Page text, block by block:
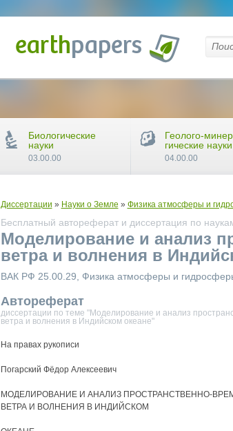
Диссертации » Науки о Земле » Физика атмосферы и
Бесплатный автореферат и диссертация по
Моделирование и анализ
ветра и волнения в
ВАК РФ 25.00.29, Физика атмосферы и
Автореферат
диссертации по теме "Моделирование и анализ
ветра и волнения в Индийском океане"
На правах рукописи
Погарский Фёдор Алексеевич
МОДЕЛИРОВАНИЕ И АНАЛИЗ ПРОСТРАНСТВЕННО-
ВЕТРА И ВОЛНЕНИЯ В ИНДИЙСКОМ
Биологические
науки
03.00.00
Геолого-
гические науки
04.00.00